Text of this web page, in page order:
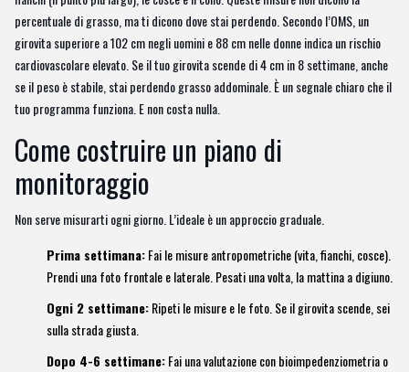
percentuale di grasso, ma ti dicono dove stai perdendo. Secondo l’OMS, un
girovita superiore a 102 cm negli uomini e 88 cm nelle donne indica un rischio
cardiovascolare elevato. Se il tuo girovita scende di 4 cm in 8 settimane, anche
se il peso è stabile, stai perdendo grasso addominale. È un segnale chiaro che il
tuo programma funziona. E non costa nulla.
Come costruire un piano di
monitoraggio
Non serve misurarti ogni giorno. L’ideale è un approccio graduale.
Prima settimana:Fai le misure antropometriche (vita, fianchi, cosce).
Prendi una foto frontale e laterale. Pesati una volta, la mattina a digiuno.
Ogni 2 settimane:Ripeti le misure e le foto. Se il girovita scende, sei
sulla strada giusta.
Dopo 4-6 settimane:Fai una valutazione con bioimpedenziometria o